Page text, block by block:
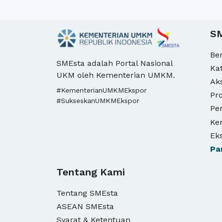
SMEsta adalah Portal Nasional
UKM oleh Kementerian UMKM.
#KementerianUMKMEkspor
#SukseskanUMKMEkspor
Tentang Kami
Tentang SMEsta
ASEAN SMEsta
Syarat & Ketentuan